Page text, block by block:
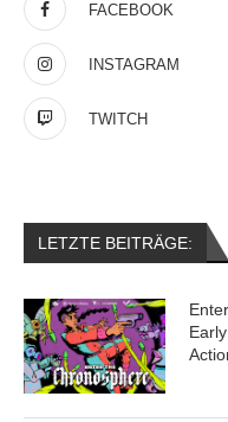
FACEBOOK
INSTAGRAM
TWITCH
LETZTE BEITRÄGE: